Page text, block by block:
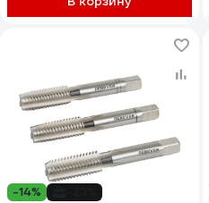
-14%